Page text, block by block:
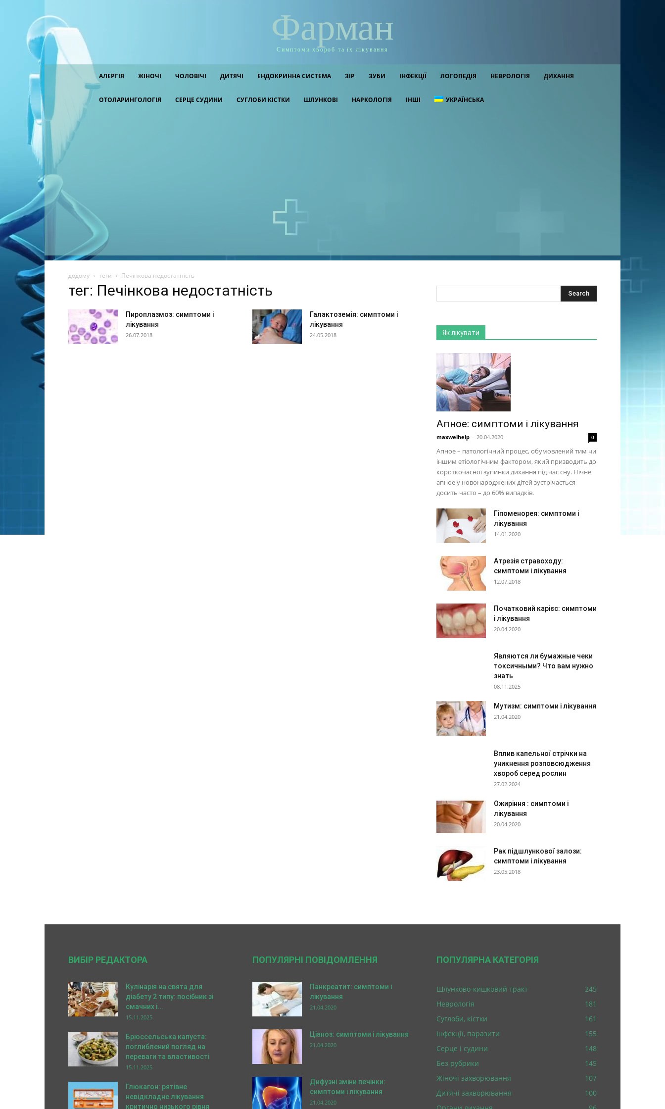
Фарман
Симптоми хвороб та їх лікування
АЛЕРГІЯ ЖІНОЧІ ЧОЛОВІЧІ ДИТЯЧІ ЕНДОКРИННА СИСТЕМА ЗІР ЗУБИ ІНФЕКЦІЇ ЛОГОПЕДІЯ НЕВРОЛОГІЯ ДИХАННЯ
ОТОЛАРИНГОЛОГІЯ СЕРЦЕ СУДИНИ СУГЛОБИ КІСТКИ ШЛУНКОВІ НАРКОЛОГІЯ ІНШІ УКРАЇНСЬКА
додому теги Печінкова недостатність
тег: Печінкова недостатність
Пироплазмоз: симптоми і
лікування
26.07.2018
Галактоземія: симптоми і
лікування
24.05.2018 Як лікувати
Апное: симптоми і лікування
maxwelhelp - 20.04.2020 0
Апное – патологічний процес, обумовлений тим чи
іншим етіологічним фактором, який призводить до
короткочасної зупинки дихання під час сну. Нічне
апное у новонароджених дітей зустрічається
досить часто – до 60% випадків.
Гіпоменорея: симптоми і
лікування
14.01.2020
Атрезія стравоходу:
симптоми і лікування
12.07.2018
Початковий карієс: симптоми
і лікування
20.04.2020
Являются ли бумажные чеки
токсичными? Что вам нужно
знать
08.11.2025
Мутизм: симптоми і лікування
21.04.2020
Вплив капельної стрічки на
уникнення розповсюдження
хвороб серед рослин
27.02.2024
Ожиріння : симптоми і
лікування
20.04.2020
Рак підшлункової залози:
симптоми і лікування
23.05.2018
ВИБІР РЕДАКТОРА
Кулінарія на свята для
діабету 2 типу: посібник зі
смачних і...
15.11.2025
Брюссельська капуста:
поглиблений погляд на
переваги та властивості
15.11.2025
Глюкагон: рятівне
невідкладне лікування
критично низького рівня
ПОПУЛЯРНІ ПОВІДОМЛЕННЯ
Панкреатит: симптоми і
лікування
21.04.2020
Ціаноз: симптоми і лікування
21.04.2020
Дифузні зміни печінки:
симптоми і лікування
21.04.2020
ПОПУЛЯРНА КАТЕГОРІЯ
Шлунково-кишковий тракт
245
Неврологія
181
Суглоби, кістки
161
Інфекції, паразити
155
Серце і судини
148
Без рубрики
145
Жіночі захворювання
107
Дитячі захворювання
100